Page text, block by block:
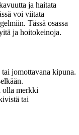
ja haitata
voi viitata
Tässä osassa
ja hoitokeinoja.
jomottavana kipuna.
olla merkki
tai